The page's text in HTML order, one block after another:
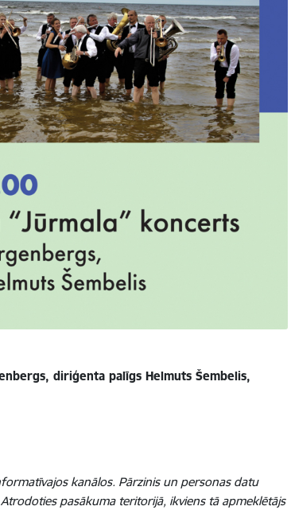
diriģenta palīgs Helmuts Šembelis,
kanālos. Pārzinis un personas datu
pasākuma teritorijā, ikviens tā apmeklētājs